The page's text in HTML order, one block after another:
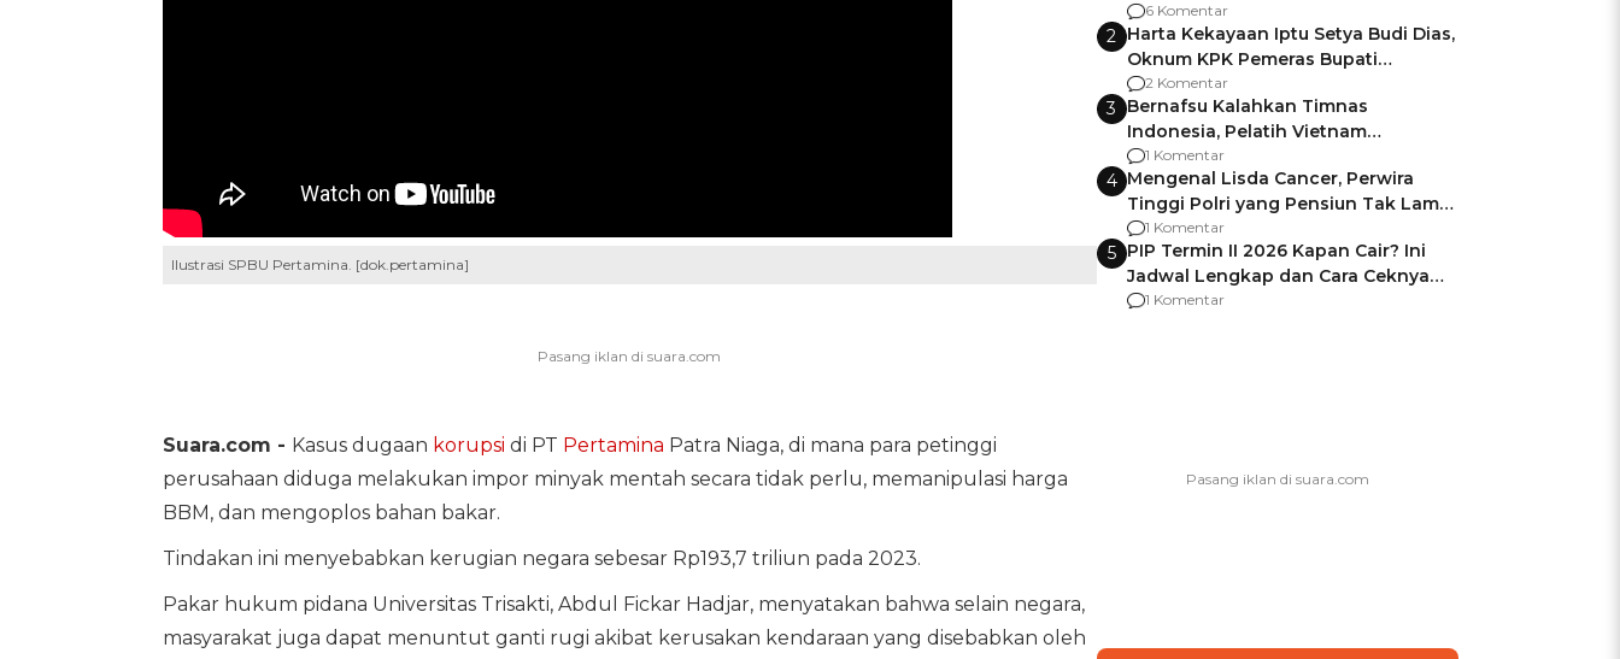
Ilustrasi SPBU Pertamina. [dok.pertamina]
Suara.com - Kasus dugaan korupsi di PT Pertamina Patra Niaga, di mana para petinggi
perusahaan diduga melakukan impor minyak mentah secara tidak perlu, memanipulasi harga
BBM, dan mengoplos bahan bakar.
Tindakan ini menyebabkan kerugian negara sebesar Rp193,7 triliun pada 2023.
Pakar hukum pidana Universitas Trisakti, Abdul Fickar Hadjar, menyatakan bahwa selain negara,
masyarakat juga dapat menuntut ganti rugi akibat kerusakan kendaraan yang disebabkan oleh
Gagalnya Negara Jamin Keamanan
6 Komentar
2 Harta Kekayaan Iptu Setya Budi Dias,
Oknum KPK Pemeras Bupati
Pemalang
2 Komentar
3 Bernafsu Kalahkan Timnas
Indonesia, Pelatih Vietnam
Berencana Pakai Jimat di Pakansari
1 Komentar
4 Mengenal Lisda Cancer, Perwira
Tinggi Polri yang Pensiun Tak Lama
Usai Jadi Brigjen
1 Komentar
5 PIP Termin II 2026 Kapan Cair? Ini
Jadwal Lengkap dan Cara Ceknya
agar Dana Tidak Hangus!
1 Komentar